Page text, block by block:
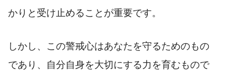
かりと受け止めることが重要です。
しかし、この警戒心はあなたを守るためのもの
であり、自分自身を大切にする力を育むもので